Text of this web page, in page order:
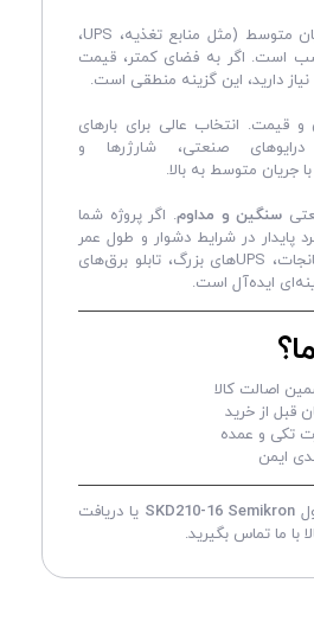
برای پروژه‌هایی با جریان متوسط (مثل منابع تغذیه، UPS،
است. اگر به فضای کمتر، قیمت
دارید، این گزینه منطقی است.
قیمت. انتخاب عالی برای بارهای
صنعتی، شارژرها و
متوسط به بالا.
سنگین و مداوم. اگر پروژه شما
پایدار در شرایط دشوار و طول عمر
بیشتر دارد (مثل کارخانجات، UPS‌های بزرگ، تابلو برق‌های
ایده‌آل است.
اصالت کالا
قبل از خرید
تکی و عمده
ایمن
SKD210-16 Semikron یا دریافت
با ما تماس بگیرید.